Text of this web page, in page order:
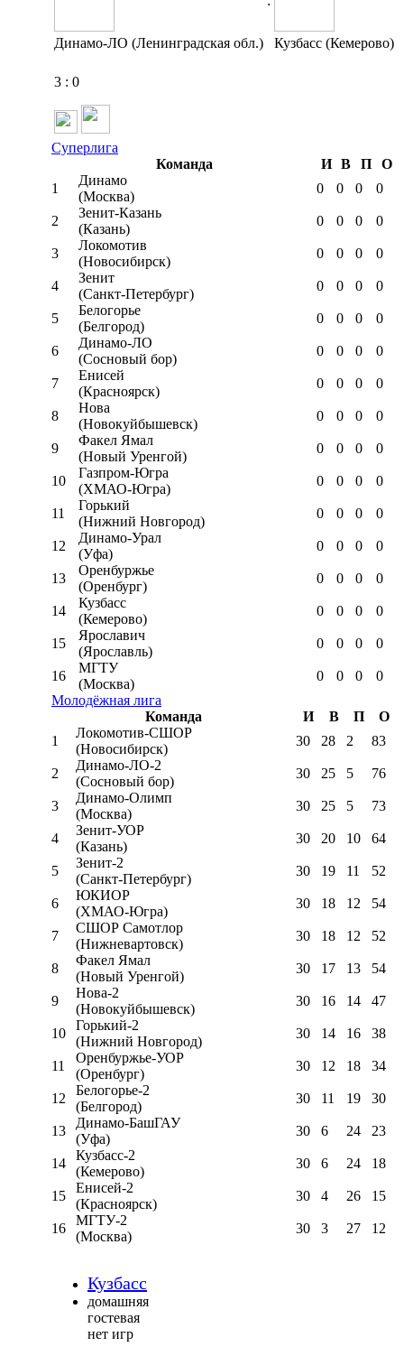
Динамо-ЛО (Ленинградская обл.) Кузбасс (Кемерово)
3 : 0
Суперлига
Команда
И В П
О
1
Динамо
(Москва)
0 0 0 0
2
Зенит-Казань
(Казань)
0 0 0 0
3
Локомотив
(Новосибирск)
0 0 0 0
4
Зенит
(Санкт-Петербург)
0 0 0 0
5
Белогорье
(Белгород)
0 0 0 0
6
Динамо-ЛО
(Сосновый бор)
0 0 0 0
7
Енисей
(Красноярск)
0 0 0 0
8
Нова
(Новокуйбышевск)
0 0 0 0
9
Факел Ямал
(Новый Уренгой)
0 0 0 0
10
Газпром-Югра
(ХМАО-Югра)
0 0 0 0
11
Горький
(Нижний Новгород)
0 0 0 0
12
Динамо-Урал
(Уфа)
0 0 0 0
13
Оренбуржье
(Оренбург)
0 0 0 0
14
Кузбасс
(Кемерово)
0 0 0 0
15
Ярославич
(Ярославль)
0 0 0 0
16
МГТУ
(Москва)
0 0 0
0
Молодёжная лига
Команда
И В П
О
1
Локомотив-CШОР
(Новосибирск)
30 28 2 83
2
Динамо-ЛО-2
(Сосновый бор)
30 25 5 76
3
Динамо-Олимп
(Москва)
30 25 5 73
4
Зенит-УОР
(Казань)
30 20 10 64
5
Зенит-2
(Санкт-Петербург)
30 19 11 52
6
ЮКИОР
(ХМАО-Югра)
30 18 12 54
7
СШОР Самотлор
(Нижневартовск)
30 18 12 52
8
Факел Ямал
(Новый Уренгой)
30 17 13 54
9
Нова-2
(Новокуйбышевск)
30 16 14 47
10
Горький-2
(Нижний Новгород)
30 14 16 38
11
Оренбуржье-УОР
(Оренбург)
30 12 18 34
12
Белогорье-2
(Белгород)
30 11 19 30
13
Динамо-БашГАУ
(Уфа)
30 6 24 23
14
Кузбасс-2
(Кемерово)
30 6 24 18
15
Енисей-2
(Красноярск)
30 4 26 15
16
МГТУ-2
(Москва)
30 3 27 12
Кузбасс
домашняя
гостевая
нет игр